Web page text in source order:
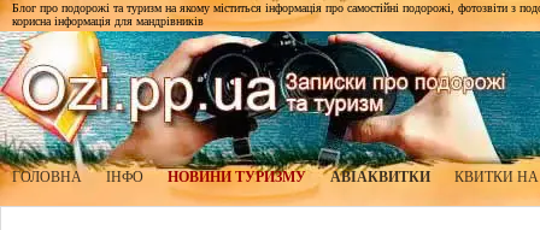
Блог про подорожі та туризм на якому міститься інформація про самостійні подорожі, фотозвіти з
корисна інформація для мандрівників
ГОЛОВНА ІНФО НОВИНИ ТУРИЗМУ АВІАКВИТКИ КВИТКИ